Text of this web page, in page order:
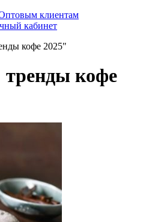
клиентам
кабинет
кофе 2025"
кофе